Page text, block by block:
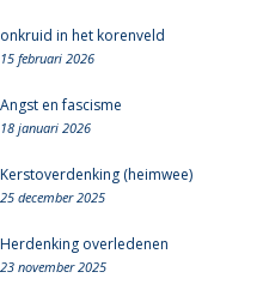
onkruid in het korenveld
15 februari 2026
Angst en fascisme
18 januari 2026
Kerstoverdenking (heimwee)
25 december 2025
Herdenking overledenen
23 november 2025